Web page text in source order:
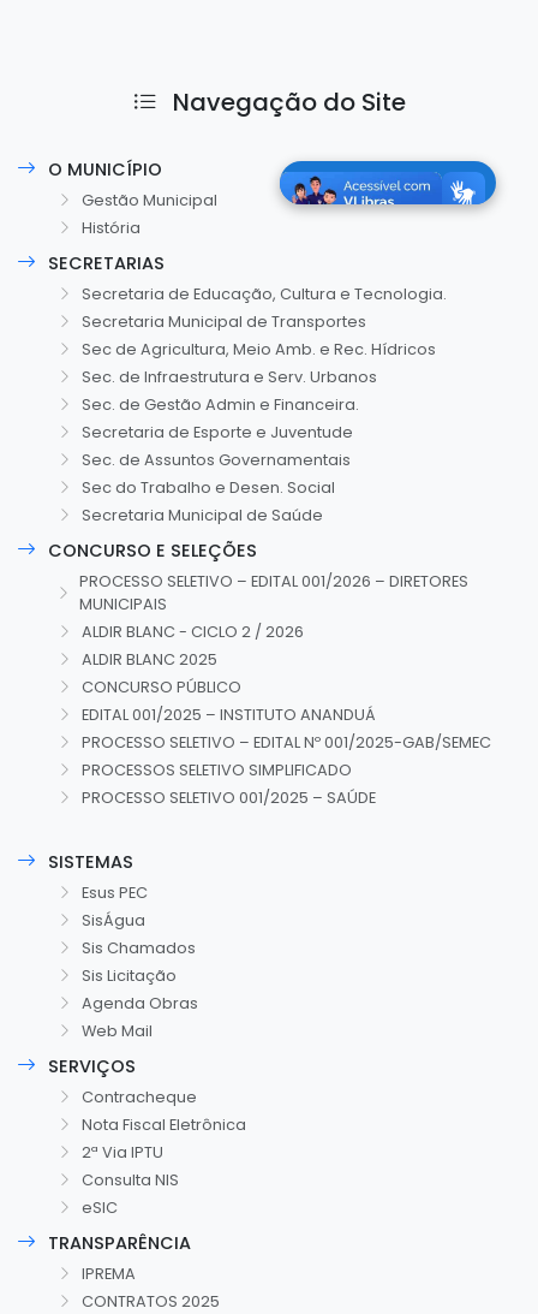
Navegação do Site
O MUNICÍPIO
Gestão Municipal
História
SECRETARIAS
Secretaria de Educação, Cultura e Tecnologia.
Secretaria Municipal de Transportes
Sec de Agricultura, Meio Amb. e Rec. Hídricos
Sec. de Infraestrutura e Serv. Urbanos
Sec. de Gestão Admin e Financeira.
Secretaria de Esporte e Juventude
Sec. de Assuntos Governamentais
Sec do Trabalho e Desen. Social
Secretaria Municipal de Saúde
CONCURSO E SELEÇÕES
PROCESSO SELETIVO – EDITAL 001/2026 – DIRETORES
MUNICIPAIS
ALDIR BLANC - CICLO 2 / 2026
ALDIR BLANC 2025
CONCURSO PÚBLICO
EDITAL 001/2025 – INSTITUTO ANANDUÁ
PROCESSO SELETIVO – EDITAL Nº 001/2025-GAB/SEMEC
PROCESSOS SELETIVO SIMPLIFICADO
PROCESSO SELETIVO 001/2025 – SAÚDE
SISTEMAS
Esus PEC
SisÁgua
Sis Chamados
Sis Licitação
Agenda Obras
Web Mail
SERVIÇOS
Contracheque
Nota Fiscal Eletrônica
2ª Via IPTU
Consulta NIS
eSIC
TRANSPARÊNCIA
IPREMA
CONTRATOS 2025